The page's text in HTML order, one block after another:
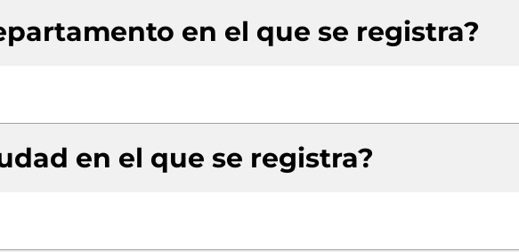
en el que se registra?
en el que se registra?